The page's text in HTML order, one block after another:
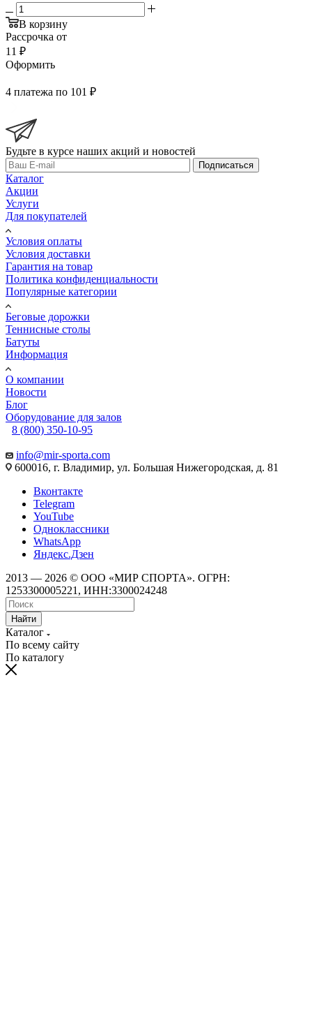
В корзину
Рассрочка от
11 ₽
Оформить
4 платежа по 101 ₽
Будьте в курсе наших акций и новостей
Подписаться
Каталог
Акции
Услуги
Для покупателей
Условия оплаты
Условия доставки
Гарантия на товар
Политика конфиденциальности
Популярные категории
Беговые дорожки
Теннисные столы
Батуты
Информация
О компании
Новости
Блог
Оборудование для залов
8 (800) 350-10-95
info@mir-sporta.com
600016, г. Владимир, ул. Большая Нижегородская, д. 81
Вконтакте
Telegram
YouTube
Одноклассники
WhatsApp
Яндекс.Дзен
2013 — 2026 © ООО «МИР СПОРТА». ОГРН:
1253300005221, ИНН:3300024248
Найти
Каталог
По всему сайту
По каталогу